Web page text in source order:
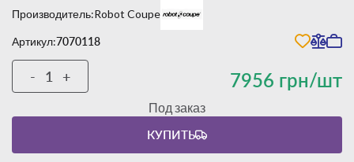
Производитель:Robot Coupe
Артикул:7070118
7956 грн/шт
- +
Под заказ
КУПИТЬ